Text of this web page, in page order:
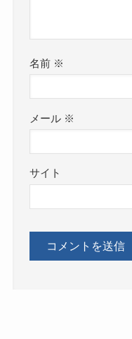
名前 ※
メール ※
サイト